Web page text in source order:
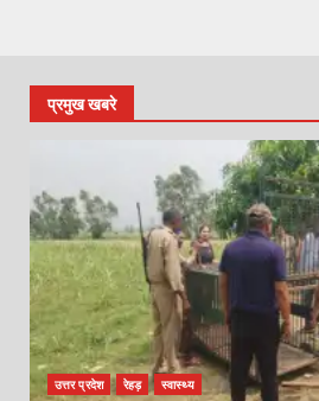
प्रमुख खबरे
उत्तर प्रदेश रेहड़ स्वास्थ्य